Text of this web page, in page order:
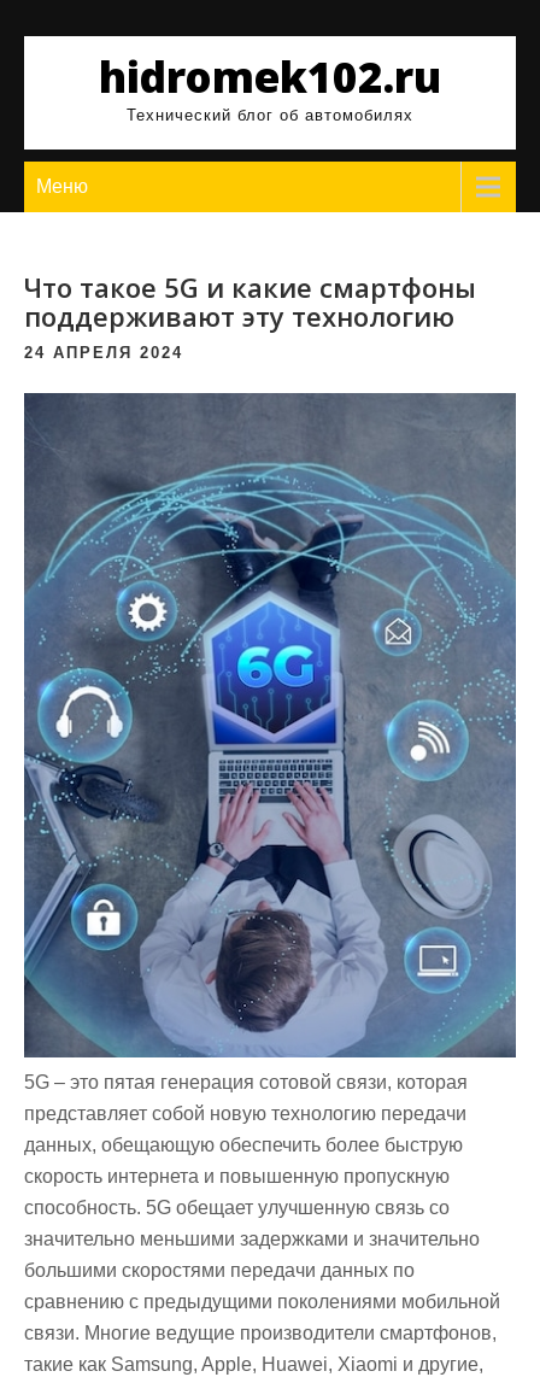
содержимомуhidromek102.ru
Технический блог об автомобилях
Меню
Что такое 5G и какие смартфоны
поддерживают эту технологию
24 АПРЕЛЯ 2024
5G – это пятая генерация сотовой связи, которая
представляет собой новую технологию передачи
данных, обещающую обеспечить более быструю
скорость интернета и повышенную пропускную
способность. 5G обещает улучшенную связь со
значительно меньшими задержками и значительно
большими скоростями передачи данных по
сравнению с предыдущими поколениями мобильной
связи. Многие ведущие производители смартфонов,
такие как Samsung, Apple, Huawei, Xiaomi и другие,